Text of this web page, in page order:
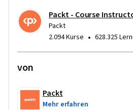
Packt - Course
Packt
2.094 Kurse • 628.325
von
Packt
Mehr erfahren